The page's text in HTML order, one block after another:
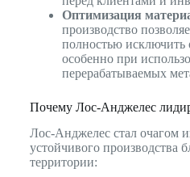
Оптимизация
производство
полностью исключить
особенно при
перерабатываемых
Почему Лос-Анджелес
Лос-Анджелес стал очагом
устойчивого производства
территории: